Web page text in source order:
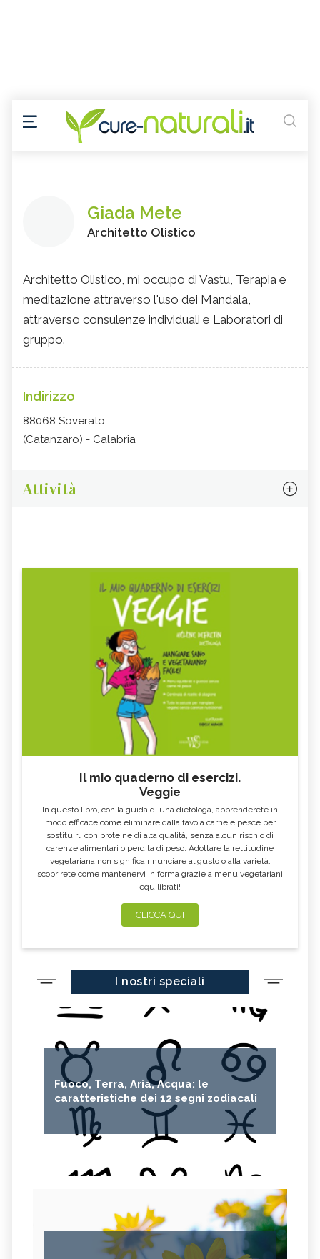
Giada Mete
Architetto Olistico
Architetto Olistico, mi occupo di Vastu, Terapia e
meditazione attraverso l'uso dei Mandala,
attraverso consulenze individuali e Laboratori di
gruppo.
Indirizzo
88068 Soverato
(Catanzaro) - Calabria
Attività
Il mio quaderno di esercizi.
Veggie
In questo libro, con la guida di una dietologa, apprenderete in
modo efficace come eliminare dalla tavola carne e pesce per
sostituirli con proteine di alta qualità, senza alcun rischio di
carenze alimentari o perdita di peso. Adottare la rettitudine
vegetariana non significa rinunciare al gusto o alla varietà:
scoprirete come mantenervi in forma grazie a menu vegetariani
equilibrati!
CLICCA QUI
I nostri speciali
Fuoco, Terra, Aria, Acqua: le
caratteristiche dei 12 segni zodiacali